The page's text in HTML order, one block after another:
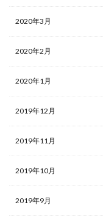
2020年3月
2020年2月
2020年1月
2019年12月
2019年11月
2019年10月
2019年9月